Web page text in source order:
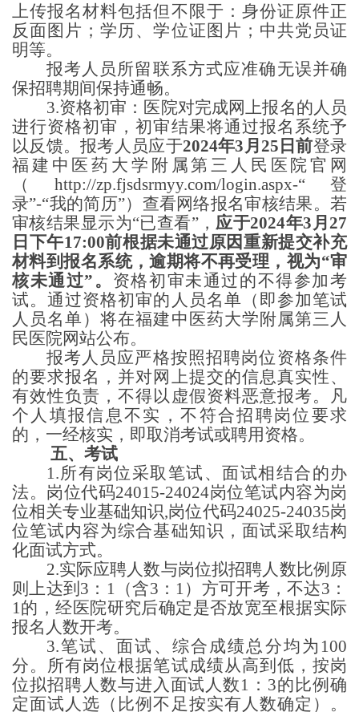
上传报名材料包括但不限于：身份证原件正
反面图片；学历、学位证图片；中共党员证
明等。
报考人员所留联系方式应准确无误并确
保招聘期间保持通畅。
3.资格初审：医院对完成网上报名的人员
进行资格初审，初审结果将通过报名系统予
以反馈。报考人员应于2024年3月25日前登录
福建中医药大学附属第三人民医院官网
（http://zp.fjsdsrmyy.com/login.aspx-“登
录”-“我的简历”）查看网络报名审核结果。若
审核结果显示为“已查看”， 应于2024年3月27
日下午17:00前根据未通过原因重新提交补充
材料到报名系统，逾期将不再受理，视为“审
核未通过”。 资格初审未通过的不得参加考
试。通过资格初审的人员名单（即参加笔试
人员名单）将在福建中医药大学附属第三人
民医院网站公布。
报考人员应严格按照招聘岗位资格条件
的要求报名，并对网上提交的信息真实性、
有效性负责，不得以虚假资料恶意报考。凡
个人填报信息不实，不符合招聘岗位要求
的，一经核实，即取消考试或聘用资格。
五、考试
1.所有岗位采取笔试、面试相结合的办
法。 岗位代码24015-24024岗位笔试内容为岗
位相关专业基础知识,岗位代码24025-24035岗
位笔试内容为综合基础知识 ， 面试采取结构
化面试方式。
2.实际应聘人数与岗位拟招聘人数比例原
则上达到3：1（含3：1）方可开考，不达3：
1的，经医院研究后确定是否放宽至根据实际
报名人数开考。
3.笔试、面试、综合成绩总分均为100
分。所有岗位根据笔试成绩从高到低，按岗
位拟招聘人数与进入面试人数1：3的比例确
定面试人选（比例不足按实有人数确定）。